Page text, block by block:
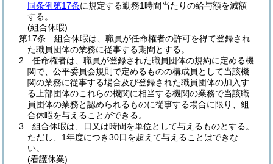
同条例第17条に規定する勤務1時間当たりの給与額を減額
する。
(組合休暇)
第17条
組合休暇は、職員が任命権者の許可を得て登録され
た職員団体の業務に従事する期間とする。
2
任命権者は、職員が登録された職員団体の規約に定める機
関で、公平委員会規則で定めるものの構成員として当該機
関の業務に従事する場合及び登録された職員団体の加入す
る上部団体のこれらの機関に相当する機関の業務で当該職
員団体の業務と認められるものに従事する場合に限り、組
合休暇を与えることができる。
3
組合休暇は、日又は時間を単位として与えるものとする。
ただし、1年度につき30日を超えて与えることはできな
い。
(看護休業)